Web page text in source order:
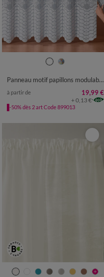
Panneau motif papillons modulable en hauteur finition galon fronceur
à partir de 19,99 €
+ 0,13 €
-50% dès 2 art Code 899013